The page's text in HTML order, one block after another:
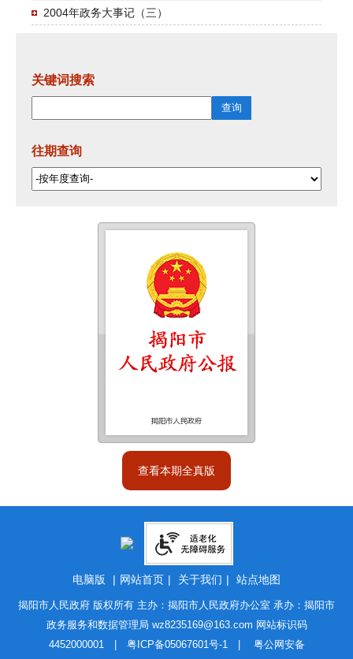
2004年政务大事记（三）
关键词搜索
往期查询
查看本期全真版
电脑版 | 网站首页 | 关于我们 | 站点地图
揭阳市人民政府 版权所有 主办：揭阳市人民政府办公室 承办：揭阳市
政务服务和数据管理局 wz8235169@163.com 网站标识码
4452000001 | 粤ICP备05067601号-1 | 粤公网安备